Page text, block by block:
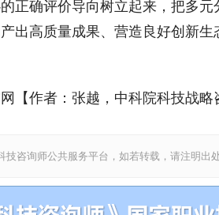
正确评价导向树立起来，把多
出高质量成果、营造良好创新
【作者：张越，中科院科技战略
技咨询师公共服务平台，如若转载，请注